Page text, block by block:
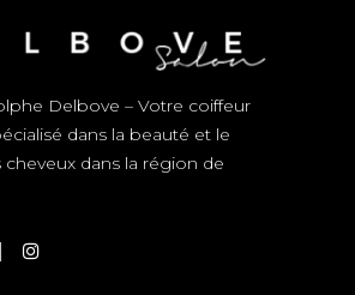
Delbove – Votre coiffeur
dans la beauté et le
cheveux dans la région de